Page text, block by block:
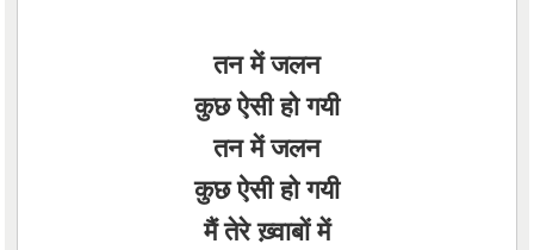
तन में जलन
कुछ ऐसी हो गयी
तन में जलन
कुछ ऐसी हो गयी
मैं तेरे ख़्वाबों में